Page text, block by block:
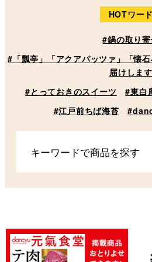
HOTワード
#鍋の取り
#「瓢亭」「アクアパッツァ」「懐
届けします
#とっておきのスイーツ
#東白
#江戸前ちば海苔